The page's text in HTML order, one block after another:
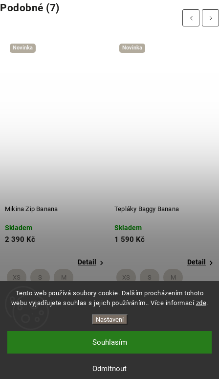
Tento web používá soubory cookie. Dalším procházením tohoto
webu vyjadřujete souhlas s jejich používáním.. Více informací zde.
Nastavení
Odmítnout
Souhlasím
Podobné (7)
Previous
Novinka
Mikina Zip Banana
Skladem
2 390 Kč
Detail
XS S M
+ další
Novinka
Tepláky Baggy Banana
Skladem
1 590 Kč
Detail
XS S M
+ další
Next
Vytvořil Shoptet
ES.LEVITATE. Všechna práva vyhrazena.